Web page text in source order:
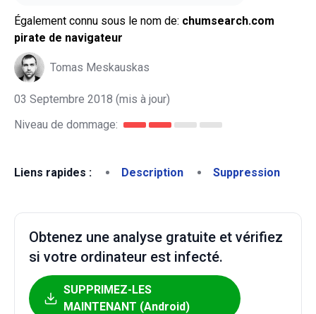
Également connu sous le nom de: chumsearch.com
pirate de navigateur
Tomas Meskauskas
03 Septembre 2018 (mis à jour)
Niveau de dommage:
Liens rapides : Description Suppression
Obtenez une analyse gratuite et vérifiez
si votre ordinateur est infecté.
SUPPRIMEZ-LES
MAINTENANT (Android)